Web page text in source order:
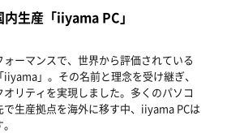
生産「iiyama PC」
ーマンスで、世界から評価されている
」。その名前と理念を受け継ぎ、
リティを実現しました。多くのパソコ
生産拠点を海外に移す中、iiyama PCは